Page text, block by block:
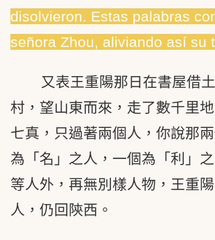
disolvieron. Estas palabras
señora Zhou, aliviando así su
又表王重陽那日在書屋借
村，望山東而來，走了數千里
七真，只過著兩個人，你說那
為「名」之人，一個為「利」
等人外，再無別樣人物，王重
人，仍回陝西。